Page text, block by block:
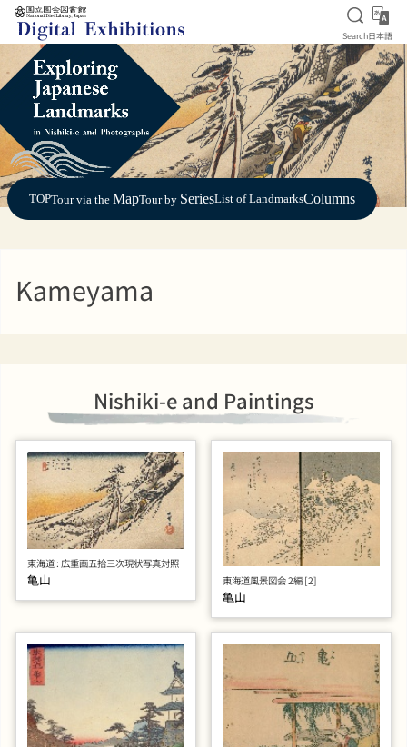
Jump to main content
Open
Search 日
日本語
TOPTour via the MapTour by SeriesList of LandmarksColumns
Kameyama
Nishiki-e and Paintings
東海道 : 広重画五拾三次現状写真対照
亀山 東海道風景図会 2編 [2]
亀山